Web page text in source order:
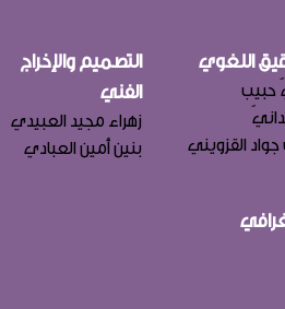
اللغوي
حبيب
جواد القزويني
التصميم والإخراج
الفني
زهراء مجيد العبيدي
بنين أمين العبادي